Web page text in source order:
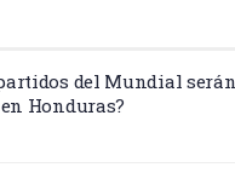
del Mundial
Honduras?